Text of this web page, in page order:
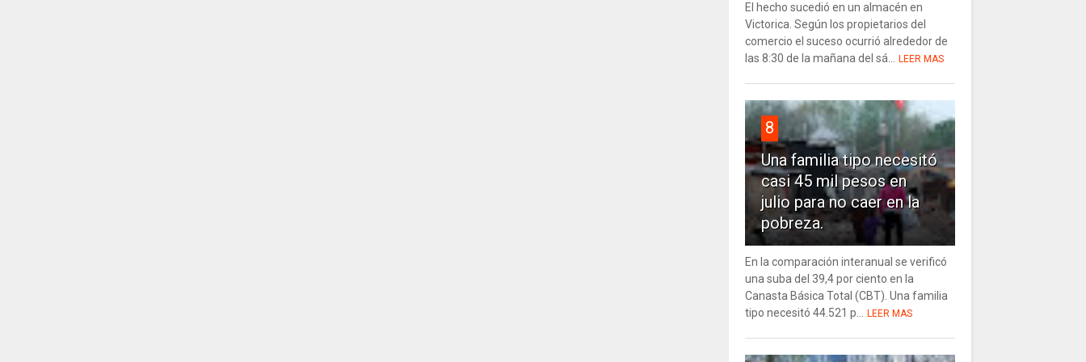
El hecho sucedió en un almacén en
Victorica. Según los propietarios del
comercio el suceso ocurrió alrededor de
las 8:30 de la mañana del sá... LEER MAS
8
Una familia tipo necesitó
casi 45 mil pesos en
julio para no caer en la
pobreza.
En la comparación interanual se verificó
una suba del 39,4 por ciento en la
Canasta Básica Total (CBT). Una familia
tipo necesitó 44.521 p... LEER MAS